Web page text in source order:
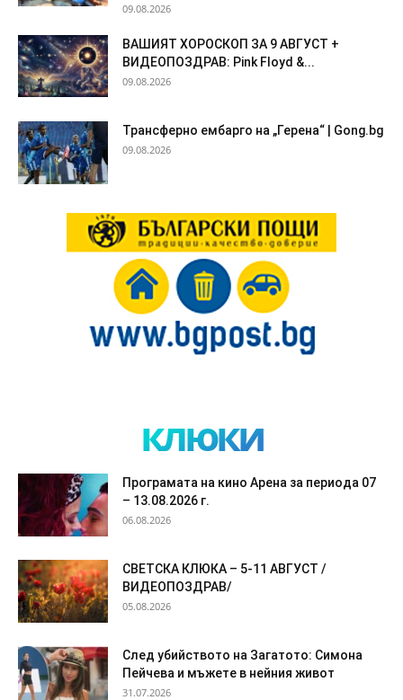
09.08.2026
ВАШИЯТ ХОРОСКОП ЗА 9 АВГУСТ +
ВИДЕОПОЗДРАВ: Pink Floyd &...
09.08.2026
Трансферно ембарго на „Герена“ | Gong.bg
09.08.2026
клюки
Програмата на кино Арена за периода 07
– 13.08.2026 г.
06.08.2026
СВЕТСКА КЛЮКА – 5-11 АВГУСТ /
ВИДЕОПОЗДРАВ/
05.08.2026
След убийството на Загатото: Симона
Пейчева и мъжете в нейния живот
31.07.2026